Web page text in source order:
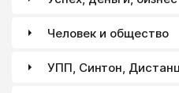
Человек и общество
УПП, Синтон,